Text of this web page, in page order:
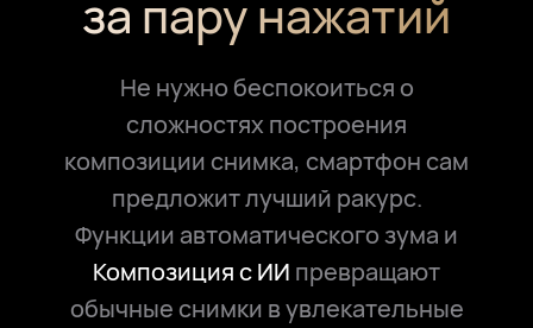
за пару нажатий
Не нужно беспокоиться о
сложностях построения
композиции снимка, смартфон сам
предложит лучший ракурс.
Функции автоматического зума и
Композиция с ИИ превращают
обычные снимки в увлекательные